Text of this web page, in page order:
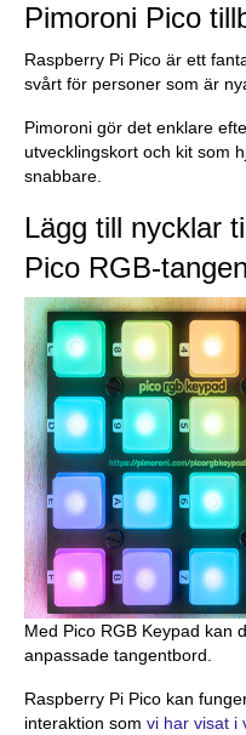
Pimoroni Pico
Raspberry Pi Pico är ett
svårt för personer som är
Pimoroni gör det enklare
utvecklingskort och kit som
snabbare.
Lägg till nycklar
Pico RGB-
Med Pico RGB Keypad kan
anpassade tangentbord.
Raspberry Pi Pico kan
interaktion som vi har visat i